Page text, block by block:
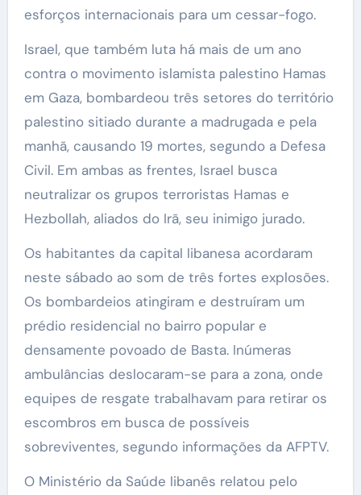
esforços internacionais para um cessar-fogo.
Israel, que também luta há mais de um ano
contra o movimento islamista palestino Hamas
em Gaza, bombardeou três setores do território
palestino sitiado durante a madrugada e pela
manhã, causando 19 mortes, segundo a Defesa
Civil. Em ambas as frentes, Israel busca
neutralizar os grupos terroristas Hamas e
Hezbollah, aliados do Irã, seu inimigo jurado.
Os habitantes da capital libanesa acordaram
neste sábado ao som de três fortes explosões.
Os bombardeios atingiram e destruíram um
prédio residencial no bairro popular e
densamente povoado de Basta. Inúmeras
ambulâncias deslocaram-se para a zona, onde
equipes de resgate trabalhavam para retirar os
escombros em busca de possíveis
sobreviventes, segundo informações da AFPTV.
O Ministério da Saúde libanês relatou pelo